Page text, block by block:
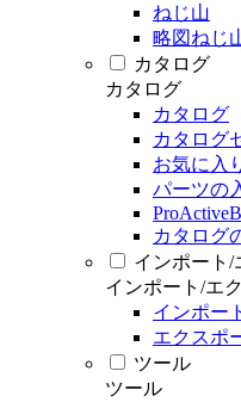
ねじ山
略図ねじ
カタログ
カタログ
カタログ
カタログ
お気に入
パーツの
カタログ
インポート/
インポート/エ
インポー
エクスポ
ツール
ツール